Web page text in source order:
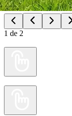
1 de 2